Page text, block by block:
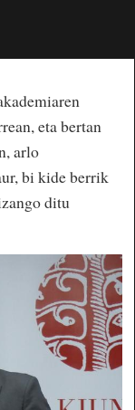
eta bertan
arlo
bi kide berrik
ditu